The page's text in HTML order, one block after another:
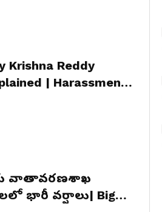
Krishna Reddy
| Harassment
వాతావరణశాఖ
భారీ వర్షాలు| Big